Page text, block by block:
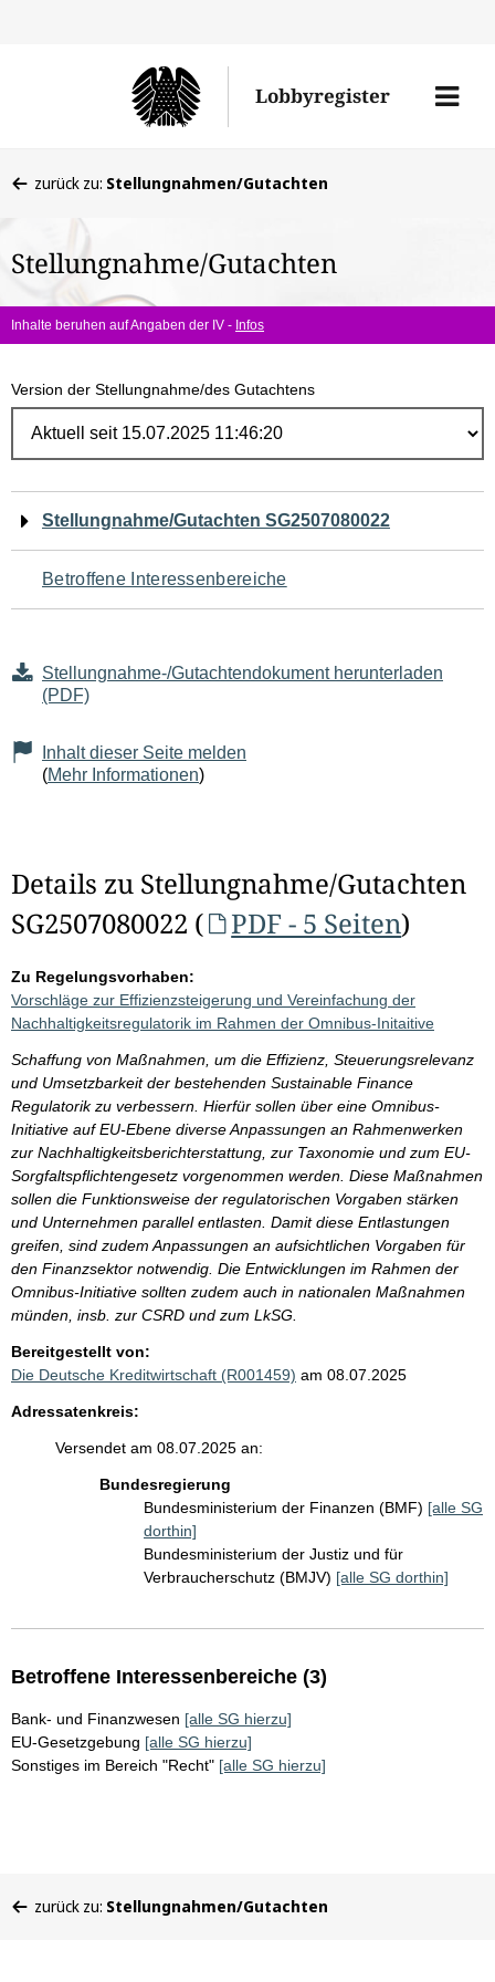
Lobbyregister
Menü
befinden
hier:
zurück zu: Stellungnahmen/Gutachten
Stellungnahme/Gutachten
Inhalte beruhen auf Angaben der IV - Infos
Version der Stellungnahme/des Gutachtens
Navigation
für
den
Seiteninhalt
Stellungnahme/Gutachten SG2507080022
Betroffene Interessenbereiche
Stellungnahme-/Gutachtendokument herunterladen
(PDF)
Inhalt dieser Seite melden
(Mehr Informationen)
Details zu Stellungnahme/Gutachten
SG2507080022 (
PDF - 5 Seiten)
Zu Regelungsvorhaben:
Vorschläge zur Effizienzsteigerung und Vereinfachung der
Nachhaltigkeitsregulatorik im Rahmen der Omnibus-Initaitive
Schaffung von Maßnahmen, um die Effizienz, Steuerungsrelevanz
und Umsetzbarkeit der bestehenden Sustainable Finance
Regulatorik zu verbessern. Hierfür sollen über eine Omnibus-
Initiative auf EU-Ebene diverse Anpassungen an Rahmenwerken
zur Nachhaltigkeitsberichterstattung, zur Taxonomie und zum EU-
Sorgfaltspflichtengesetz vorgenommen werden. Diese Maßnahmen
sollen die Funktionsweise der regulatorischen Vorgaben stärken
und Unternehmen parallel entlasten. Damit diese Entlastungen
greifen, sind zudem Anpassungen an aufsichtlichen Vorgaben für
den Finanzsektor notwendig. Die Entwicklungen im Rahmen der
Omnibus-Initiative sollten zudem auch in nationalen Maßnahmen
münden, insb. zur CSRD und zum LkSG.
Bereitgestellt von:
Die Deutsche Kreditwirtschaft (R001459) am 08.07.2025
Adressatenkreis:
Versendet am 08.07.2025 an:
Bundesregierung
Bundesministerium der Finanzen (BMF) [alle SG
dorthin]
Bundesministerium der Justiz und für
Verbraucherschutz (BMJV) [alle SG dorthin]
Betroffene Interessenbereiche (3)
Bank- und Finanzwesen [alle SG hierzu]
EU-Gesetzgebung [alle SG hierzu]
Sonstiges im Bereich "Recht" [alle SG hierzu]
befinden
zurück zu: Stellungnahmen/Gutachten